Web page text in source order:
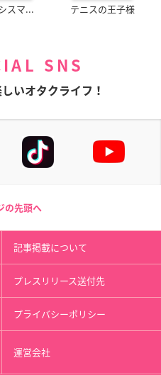
スマ... テニスの王子様
SNS
いオタクライフ！
の先頭へ
記事掲載について
プレスリリース送付先
プライバシーポリシー
運営会社